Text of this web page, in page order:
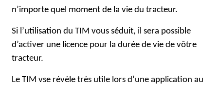
n’importe quel moment de la vie du tracteur.
Si l’utilisation du TIM vous séduit, il sera possible
d’activer une licence pour la durée de vie de vôtre
tracteur.
Le TIM vse révèle très utile lors d’une application au